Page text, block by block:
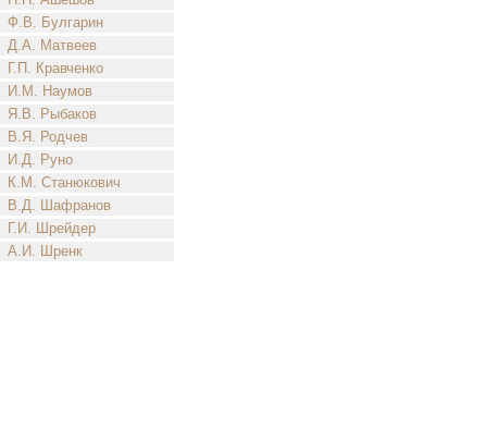
Ф.В. Булгарин
Д.А. Матвеев
Г.П. Кравченко
И.М. Наумов
Я.В. Рыбаков
В.Я. Родчев
И.Д. Руно
К.М. Станюкович
В.Д. Шафранов
Г.И. Шрейдер
А.И. Шренк